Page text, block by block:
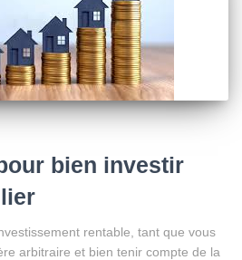
bien investir
rentable, tant que vous
arbitraire et bien tenir compte de la